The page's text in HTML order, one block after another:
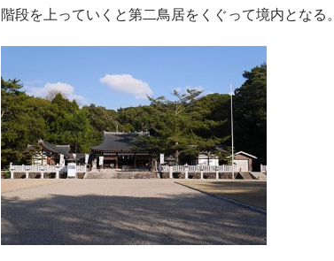
階段を上っていくと第二鳥居をくぐって境内となる。